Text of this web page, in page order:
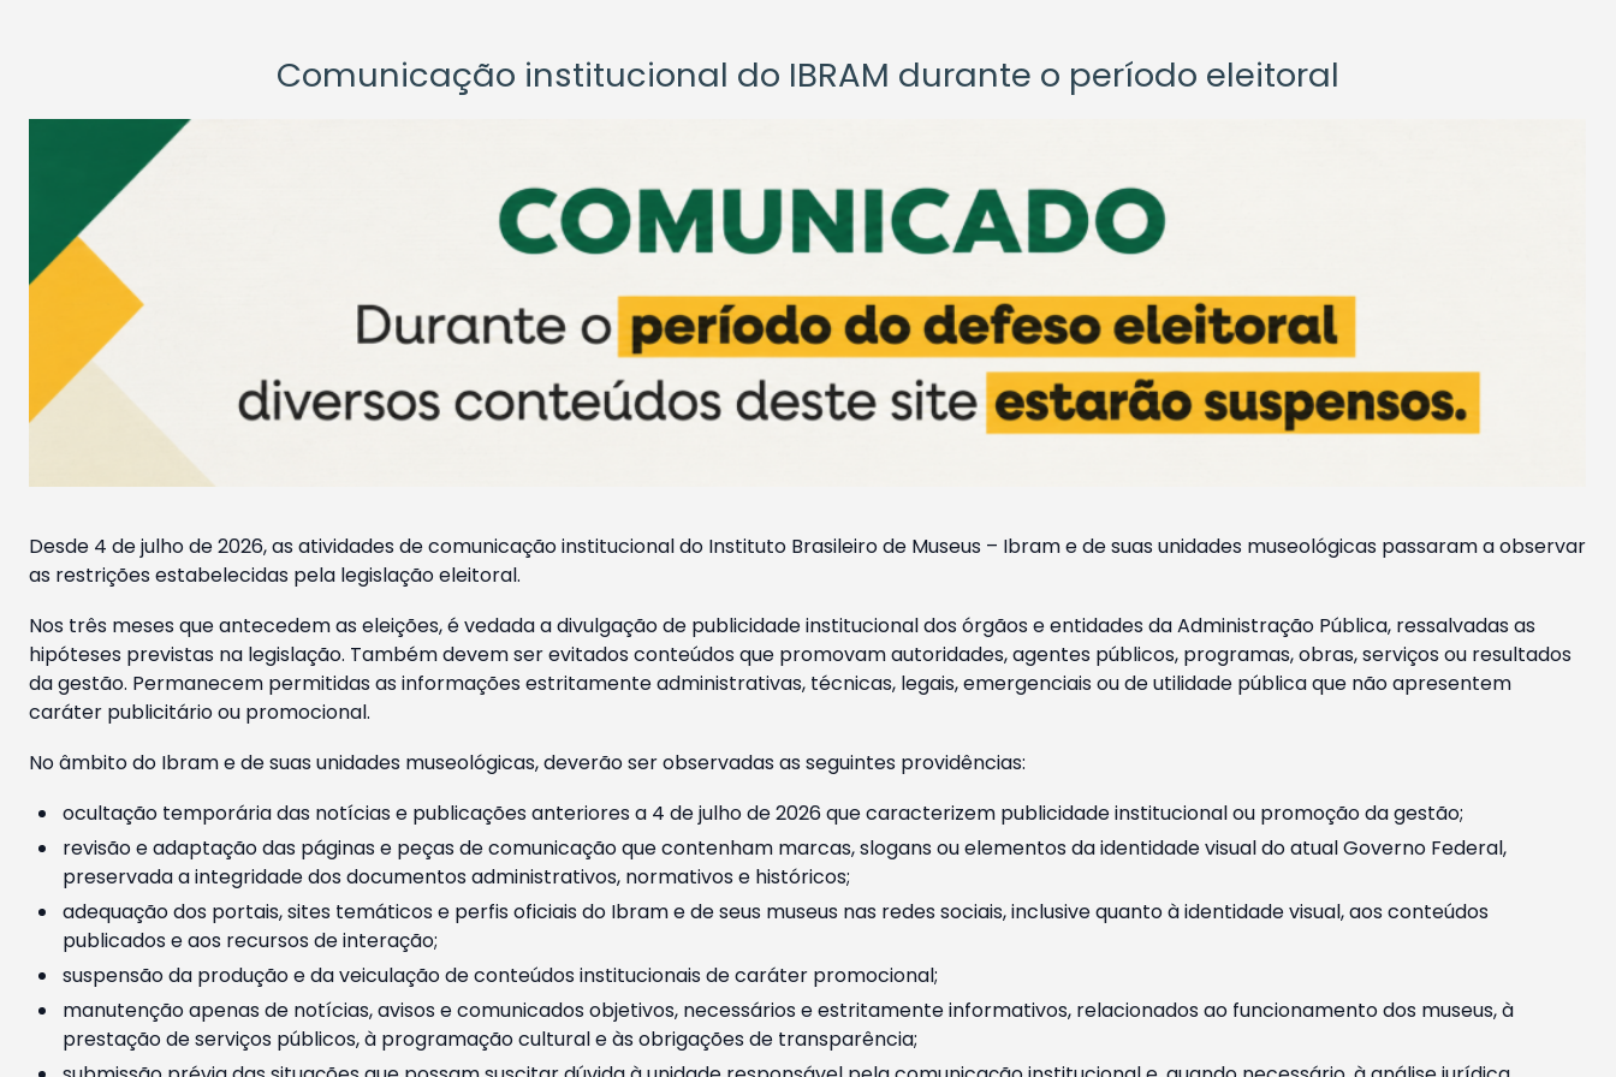
Comunicação institucional do IBRAM durante o período eleitoral
Desde 4 de julho de 2026, as atividades de comunicação institucional do Instituto Brasileiro de Museus – Ibram e de suas unidades museológicas passaram a observar
as restrições estabelecidas pela legislação eleitoral.
Nos três meses que antecedem as eleições, é vedada a divulgação de publicidade institucional dos órgãos e entidades da Administração Pública, ressalvadas as
hipóteses previstas na legislação. Também devem ser evitados conteúdos que promovam autoridades, agentes públicos, programas, obras, serviços ou resultados
da gestão. Permanecem permitidas as informações estritamente administrativas, técnicas, legais, emergenciais ou de utilidade pública que não apresentem
caráter publicitário ou promocional.
No âmbito do Ibram e de suas unidades museológicas, deverão ser observadas as seguintes providências:
ocultação temporária das notícias e publicações anteriores a 4 de julho de 2026 que caracterizem publicidade institucional ou promoção da gestão;
revisão e adaptação das páginas e peças de comunicação que contenham marcas, slogans ou elementos da identidade visual do atual Governo Federal,
preservada a integridade dos documentos administrativos, normativos e históricos;
adequação dos portais, sites temáticos e perfis oficiais do Ibram e de seus museus nas redes sociais, inclusive quanto à identidade visual, aos conteúdos
publicados e aos recursos de interação;
suspensão da produção e da veiculação de conteúdos institucionais de caráter promocional;
manutenção apenas de notícias, avisos e comunicados objetivos, necessários e estritamente informativos, relacionados ao funcionamento dos museus, à
prestação de serviços públicos, à programação cultural e às obrigações de transparência;